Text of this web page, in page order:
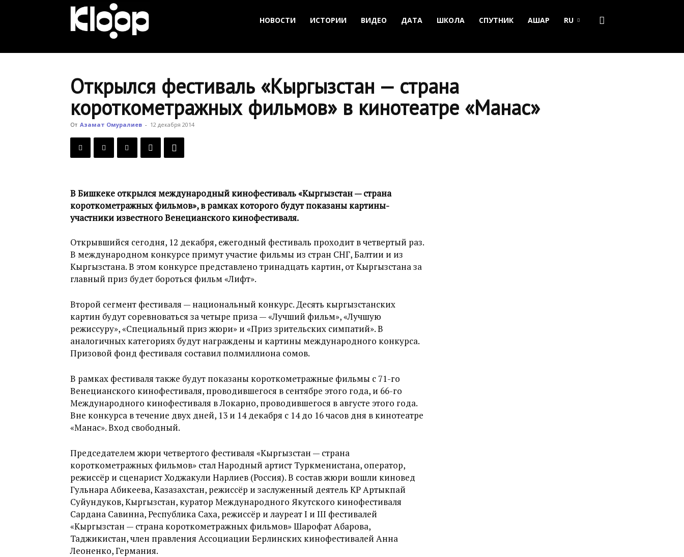
Новости
Кыргызстана
НОВОСТИ ИСТОРИИ ВИДЕО ДАТА ШКОЛА СПУТНИК АШАР RU
Открылся фестиваль «Кыргызстан — страна
короткометражных фильмов» в кинотеатре «Манас»
От Азамат Омуралиев - 12 декабря 2014
В Бишкеке открылся международный кинофестиваль «Кыргызстан — страна
короткометражных фильмов», в рамках которого будут показаны картины-
участники известного Венецианского кинофестиваля.
Открывшийся сегодня, 12 декабря, ежегодный фестиваль проходит в четвертый раз.
В международном конкурсе примут участие фильмы из стран СНГ, Балтии и из
Кыргызстана. В этом конкурсе представлено тринадцать картин, от Кыргызстана за
главный приз будет бороться фильм «Лифт».
Второй сегмент фестиваля — национальный конкурс. Десять кыргызстанских
картин будут соревноваться за четыре приза — «Лучший фильм», «Лучшую
режиссуру», «Специальный приз жюри» и «Приз зрительских симпатий». В
аналогичных категориях будут награждены и картины международного конкурса.
Призовой фонд фестиваля составил полмиллиона сомов.
В рамках фестиваля также будут показаны короткометражные фильмы с 71-го
Венецианского кинофестиваля, проводившегося в сентябре этого года, и 66-го
Международного кинофестиваля в Локарно, проводившегося в августе этого года.
Вне конкурса в течение двух дней, 13 и 14 декабря с 14 до 16 часов дня в кинотеатре
«Манас». Вход свободный.
Председателем жюри четвертого фестиваля «Кыргызстан — страна
короткометражных фильмов» стал Народный артист Туркменистана, оператор,
режиссёр и сценарист Ходжакули Нарлиев (Россия). В состав жюри вошли киновед
Гульнара Абикеева, Казазахстан, режиссёр и заслуженный деятель КР Артыкпай
Суйундуков, Кыргызстан, куратор Международного Якутского кинофестиваля
Сардана Савинна, Республика Саха, режиссёр и лауреат I и III фестивалей
«Кыргызстан — страна короткометражных фильмов» Шарофат Абарова,
Таджикистан, член правления Ассоциации Берлинских кинофестивалей Анна
Леоненко, Германия.